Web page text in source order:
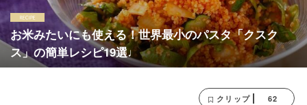
お米みたいにも使える！世界最小のパスタ「クスク
ス」の簡単レシピ19選♩
クリップ 62